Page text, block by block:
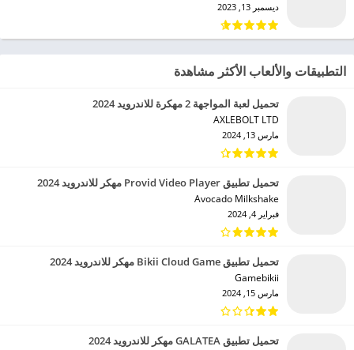
ديسمبر 13, 2023
التطبيقات والألعاب الأكثر مشاهدة
تحميل لعبة المواجهة 2 مهكرة للاندرويد 2024
AXLEBOLT LTD‏
مارس 13, 2024
تحميل تطبيق Provid Video Player مهكر للاندرويد 2024
Avocado Milkshake‏
فبراير 4, 2024
تحميل تطبيق Bikii Cloud Game مهكر للاندرويد 2024
Gamebikii‏
مارس 15, 2024
تحميل تطبيق GALATEA مهكر للاندرويد 2024